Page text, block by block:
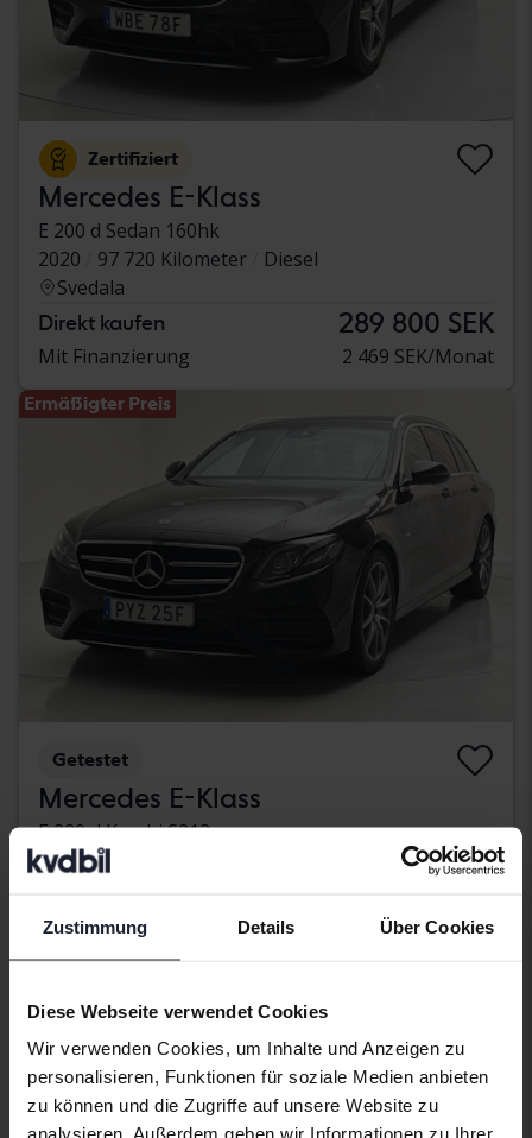
Zustimmung Details Über Cookies
Diese Webseite verwendet Cookies
Wir verwenden Cookies, um Inhalte und Anzeigen zu
personalisieren, Funktionen für soziale Medien anbieten
zu können und die Zugriffe auf unsere Website zu
analysieren. Außerdem geben wir Informationen zu Ihrer
Zertifiziert
Mercedes E-Klass
E 200 d Sedan 160hk
2020
97 720 Kilometer
Diesel
Svedala
Direkt kaufen 289 800 SEK
Mit Finanzierung 2 469 SEK/Monat
Ermäßigter Preis
Getestet
Mercedes E-Klass
E 220 d Kombi S213
2020
114 480 Kilometer
Direkt kaufen 302 900 SEK